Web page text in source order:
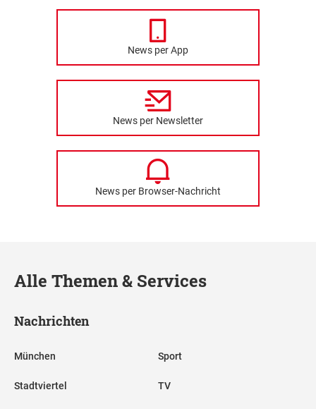
News per App
News per Newsletter
News per Browser-Nachricht
Alle Themen & Services
Nachrichten
München
Stadtviertel
Sport
TV